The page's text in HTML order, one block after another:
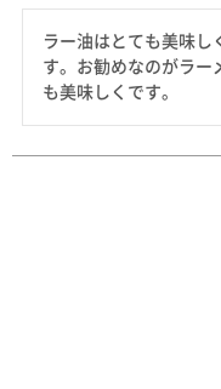
ラー油はとても美味し
す。お勧めなのがラー
も美味しくです。